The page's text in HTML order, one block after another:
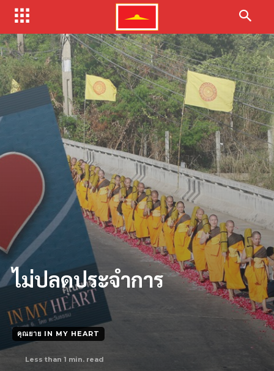
ไม่ปลดประจําการ
คุณยาย IN MY HEART
Less than 1 min. read